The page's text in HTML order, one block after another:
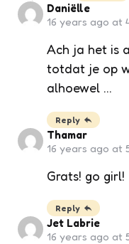
Daniëlle
16 years ago at
Ach ja het is
totdat je op
alhoewel …
Reply
Thamar
16 years ago at
Grats! go girl!
Reply
Jet Labrie
16 years ago at